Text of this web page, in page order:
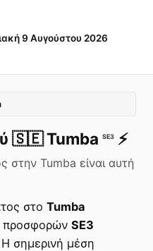
9 Αυγούστου 2026
🇸🇪Tumba SE3 ⚡️
στην Tumba είναι αυτή
στο Tumba
προσφορών SE3
σημερινή μέση